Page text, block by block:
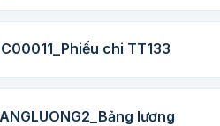
chi TT133
lương